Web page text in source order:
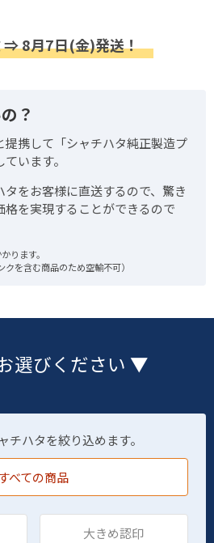
⇒ 8月7日(金)発送！
？
提携して「シャチハタ純正製造プ
います。
をお客様に直送するので、驚き
を実現することができるので
ります。
クを含む商品のため空輸不可）
選びください ▼
チハタを絞り込めます。
すべての商品
大きめ認印